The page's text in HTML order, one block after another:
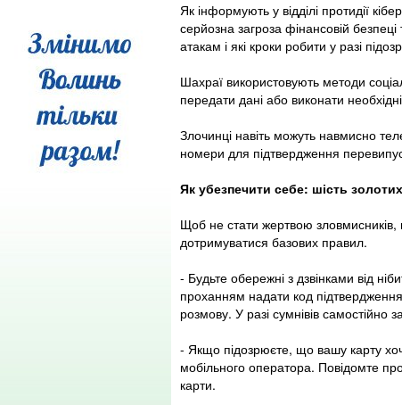
Як інформують у відділі протидії
серйозна загроза фінансовій
атакам і які кроки робити у разі
Шахраї використовують методи
передати дані або виконати необхідні
Злочинці навіть можуть навмисно
номери для підтвердження
Як убезпечити себе: шість золотих
Щоб не стати жертвою зловмисників,
дотримуватися базових правил.
- Будьте обережні з дзвінками від
проханням надати код
розмову. У разі сумнівів
- Якщо підозрюєте, що вашу карту
мобільного оператора. Повідомте
карти.